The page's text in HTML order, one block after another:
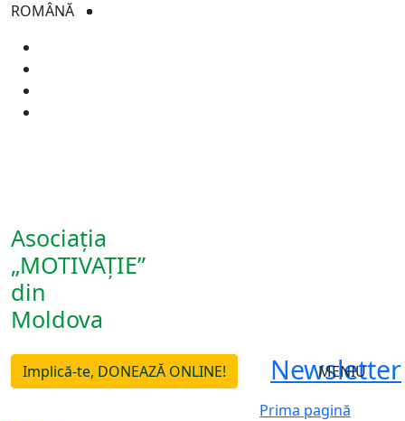
ROMÂNĂ
Asociația
„MOTIVAȚIE”
din
Moldova
Implică-te, DONEAZĂ ONLINE! MENIU
Newsletter
Prima pagină